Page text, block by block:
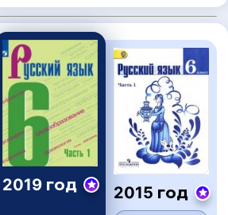
2019 год 2015 год